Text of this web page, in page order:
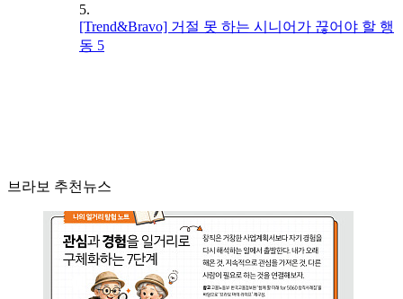
5.
[Trend&Bravo] 거절 못 하는 시니어가 끊어야 할 행
동 5
브라보 추천뉴스